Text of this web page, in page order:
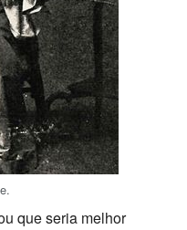
que seria melhor